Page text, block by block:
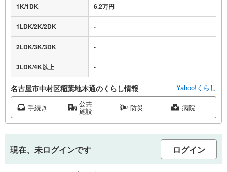
1K/1DK 6.2万円
1LDK/2K/2DK -
2LDK/3K/3DK -
3LDK/4K以上 -
名古屋市中村区稲葉地本通のくらし情報 Yahoo!くらし
手続き 公共
施設 防災 病院
現在、未ログインです ログイン